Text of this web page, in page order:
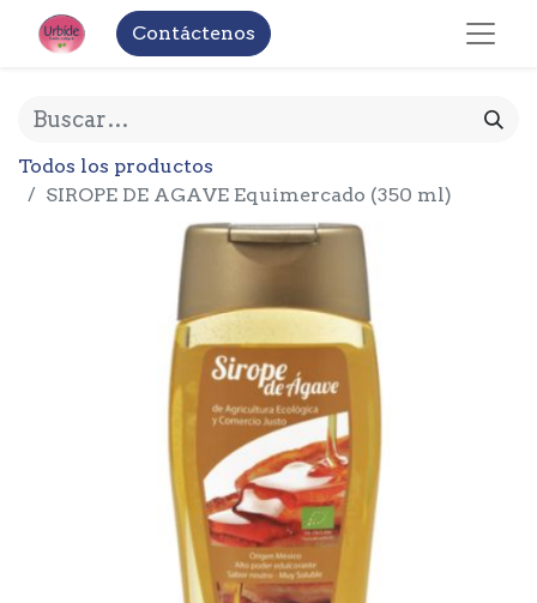
Contáctenos
Todos los productos
SIROPE DE AGAVE Equimercado (350 ml)